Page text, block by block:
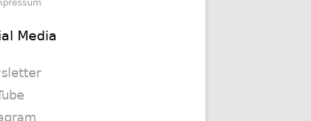
Media